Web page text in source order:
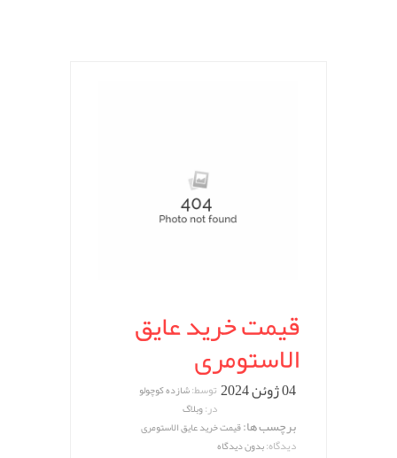
قیمت خرید عایق
الاستومری
04 ژوئن 2024 توسط:شازده کوچولو
در:وبلاگ
برچسب ها:قیمت خرید عایق الاستومری
دیدگاه:بدون دیدگاه